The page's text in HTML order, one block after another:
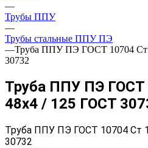
—
Трубы ППУ
—
Трубы стальные ППУ ПЭ
—Труба ППУ ПЭ ГОСТ 10704 Ст
30732
Труба ППУ ПЭ ГОСТ
48x4 / 125 ГОСТ
Труба ППУ ПЭ ГОСТ 10704 Ст
30732